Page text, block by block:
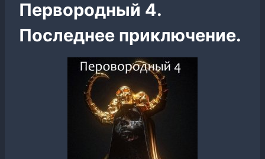
Первородный 4.
Последнее приключение.